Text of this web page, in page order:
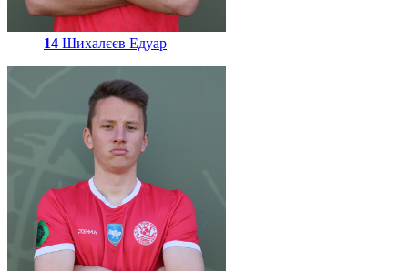
14 Шихалєєв Едуар